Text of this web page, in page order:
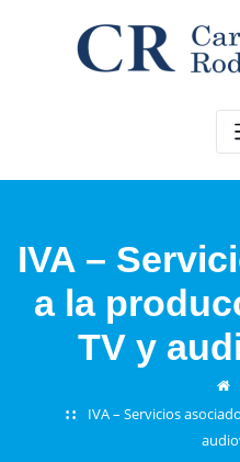
IVA –
a la
TV y
IVA – Servicios